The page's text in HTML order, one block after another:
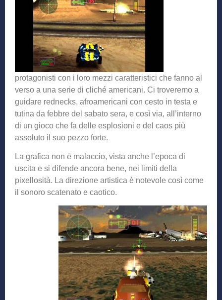
protagonisti con i loro mezzi caratteristici che fanno al
verso a una serie di cliché americani. Ci troveremo a
guidare rednecks, afroamericani con cesto in testa e
tutina da febbre del sabato sera, e così via, all’interno
di un gioco che fa delle esplosioni e del caos più
assoluto il suo pezzo forte.
La grafica non è malaccio, vista anche l’epoca di
uscita e si difende ancora bene, nei limiti della
pixellosità. La direzione artistica è notevole così come
il sonoro scatenato e caotico.